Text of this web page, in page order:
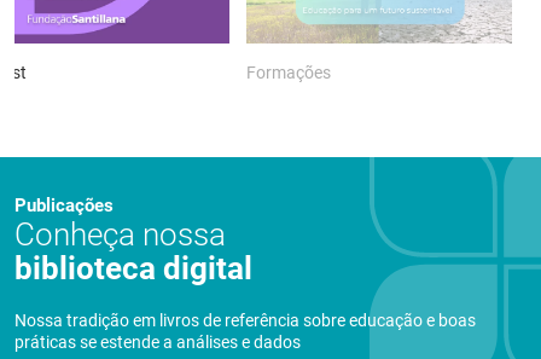
Formações
Publicações
Conheça nossa
biblioteca digital
Nossa tradição em livros de referência sobre educação e boas
práticas se estende a análises e dados